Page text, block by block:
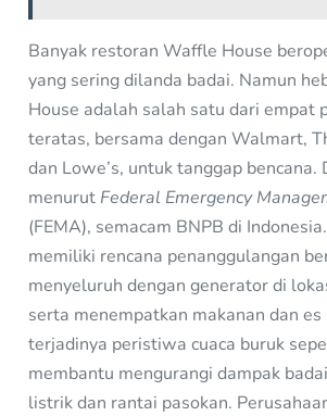
Banyak restoran Waffle House
yang sering dilanda badai. Namun
House adalah salah satu dari empat
teratas, bersama dengan Walmart,
dan Lowe’s, untuk tanggap bencana.
menurut Federal Emergency
(FEMA), semacam BNPB di
memiliki rencana penanggulangan
menyeluruh dengan generator di
serta menempatkan makanan dan es
terjadinya peristiwa cuaca buruk
membantu mengurangi dampak
listrik dan rantai pasokan.